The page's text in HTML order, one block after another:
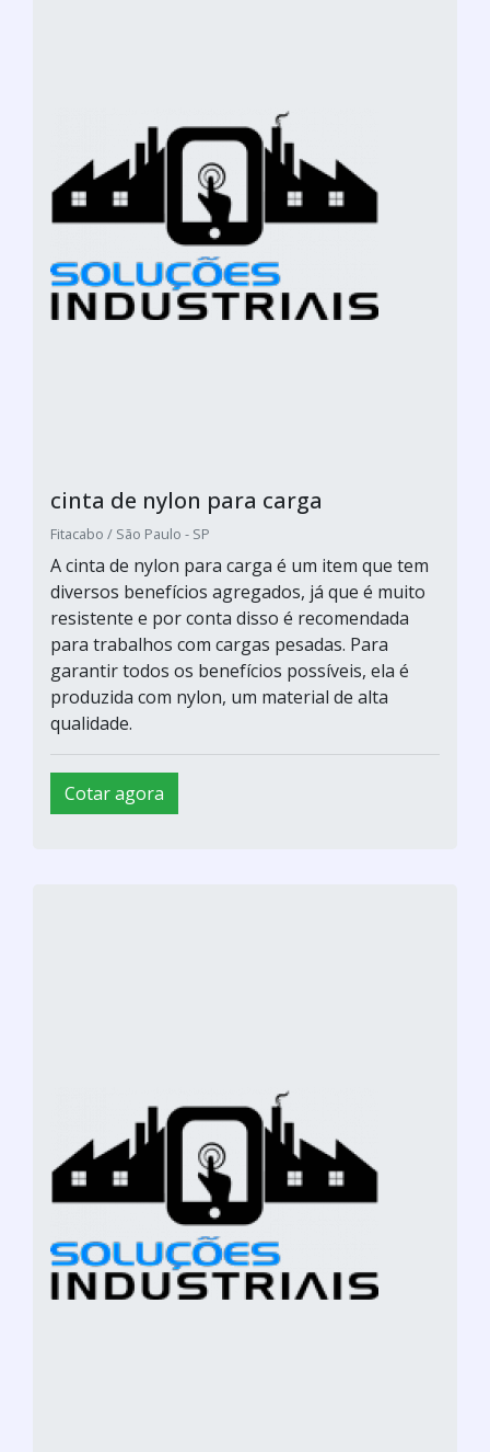
cinta de nylon para carga
Fitacabo / São Paulo - SP
A cinta de nylon para carga é um item que tem
diversos benefícios agregados, já que é muito
resistente e por conta disso é recomendada
para trabalhos com cargas pesadas. Para
garantir todos os benefícios possíveis, ela é
produzida com nylon, um material de alta
qualidade.
Cotar agora